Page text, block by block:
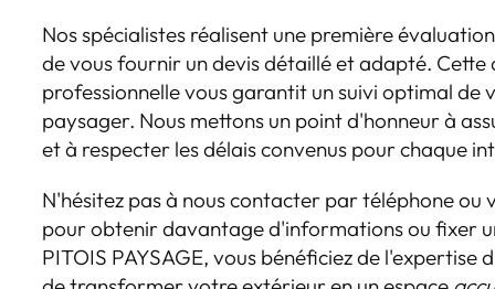
Nos spécialistes réalisent une première
de vous fournir un devis détaillé et adapté.
professionnelle vous garantit un suivi optimal
paysager. Nous mettons un point d'honneur à
et à respecter les délais convenus pour chaque
N'hésitez pas à nous contacter par téléphone ou
pour obtenir davantage d'informations ou fixer
PITOIS PAYSAGE, vous bénéficiez de l'expertise